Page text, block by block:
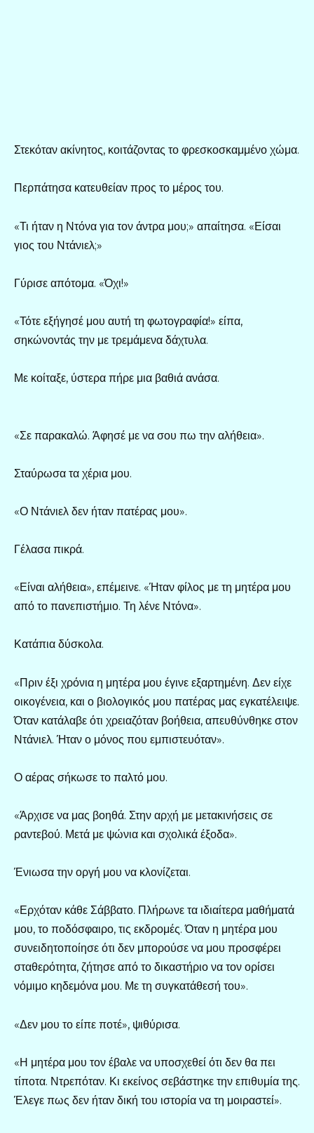
Στεκόταν ακίνητος, κοιτάζοντας το φρεσκοσκαμμένο χώμα.
Περπάτησα κατευθείαν προς το μέρος του.
«Τι ήταν η Ντόνα για τον άντρα μου;» απαίτησα. «Είσαι
γιος του Ντάνιελ;»
Γύρισε απότομα. «Όχι!»
«Τότε εξήγησέ μου αυτή τη φωτογραφία!» είπα,
σηκώνοντάς την με τρεμάμενα δάχτυλα.
Με κοίταξε, ύστερα πήρε μια βαθιά ανάσα.
«Σε παρακαλώ. Άφησέ με να σου πω την αλήθεια».
Σταύρωσα τα χέρια μου.
«Ο Ντάνιελ δεν ήταν πατέρας μου».
Γέλασα πικρά.
«Είναι αλήθεια», επέμεινε. «Ήταν φίλος με τη μητέρα μου
από το πανεπιστήμιο. Τη λένε Ντόνα».
Κατάπια δύσκολα.
«Πριν έξι χρόνια η μητέρα μου έγινε εξαρτημένη. Δεν είχε
οικογένεια, και ο βιολογικός μου πατέρας μας εγκατέλειψε.
Όταν κατάλαβε ότι χρειαζόταν βοήθεια, απευθύνθηκε στον
Ντάνιελ. Ήταν ο μόνος που εμπιστευόταν».
Ο αέρας σήκωσε το παλτό μου.
«Άρχισε να μας βοηθά. Στην αρχή με μετακινήσεις σε
ραντεβού. Μετά με ψώνια και σχολικά έξοδα».
Ένιωσα την οργή μου να κλονίζεται.
«Ερχόταν κάθε Σάββατο. Πλήρωνε τα ιδιαίτερα μαθήματά
μου, το ποδόσφαιρο, τις εκδρομές. Όταν η μητέρα μου
συνειδητοποίησε ότι δεν μπορούσε να μου προσφέρει
σταθερότητα, ζήτησε από το δικαστήριο να τον ορίσει
νόμιμο κηδεμόνα μου. Με τη συγκατάθεσή του».
«Δεν μου το είπε ποτέ», ψιθύρισα.
«Η μητέρα μου τον έβαλε να υποσχεθεί ότι δεν θα πει
τίποτα. Ντρεπόταν. Κι εκείνος σεβάστηκε την επιθυμία της.
Έλεγε πως δεν ήταν δική του ιστορία να τη μοιραστεί».